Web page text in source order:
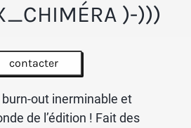
)-)))
contacter
out inerminable et
de l’édition ! Fait des